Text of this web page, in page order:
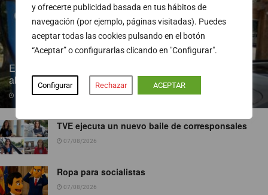
y ofrecerte publicidad basada en tus hábitos de
navegación (por ejemplo, páginas visitadas). Puedes
aceptar todas las cookies pulsando en el botón
“Aceptar” o configurarlas clicando en "Configurar".
Configurar Rechazar ACEPTAR
Endesa pone a disposición más de 300 puntos de recarga
abiertos al público
07/08/2026
TVE ejecuta un nuevo baile de corresponsales
07/08/2026
Ropa para socialistas
07/08/2026